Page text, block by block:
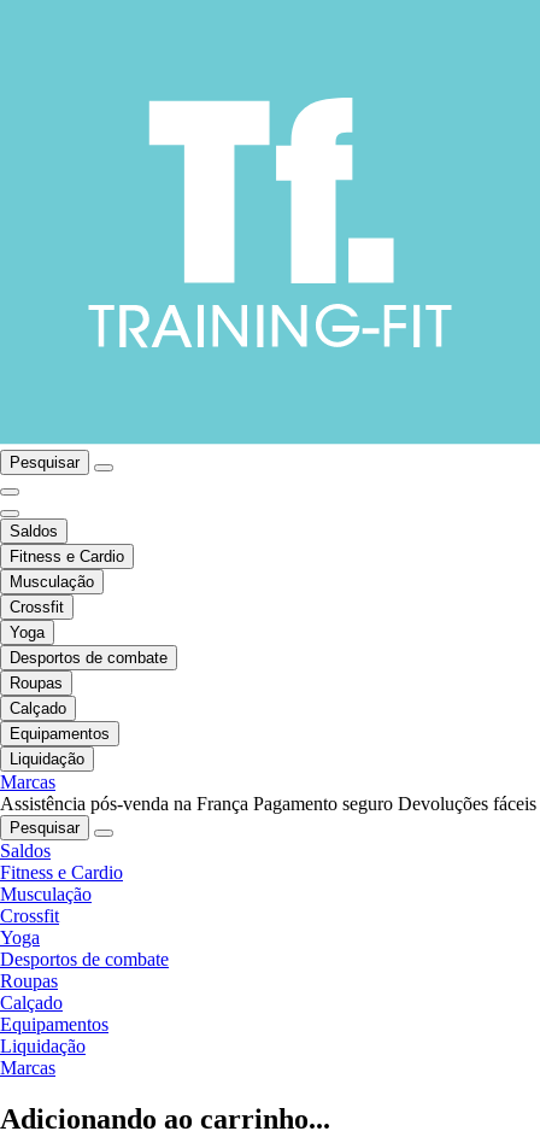
Pesquisar
Saldos
Fitness e Cardio
Musculação
Crossfit
Yoga
Desportos de combate
Roupas
Calçado
Equipamentos
Liquidação
Marcas
Assistência pós-venda na França Pagamento seguro Devoluções fáceis
Pesquisar
Saldos
Fitness e Cardio
Musculação
Crossfit
Yoga
Desportos de combate
Roupas
Calçado
Equipamentos
Liquidação
Marcas
Adicionando ao carrinho...